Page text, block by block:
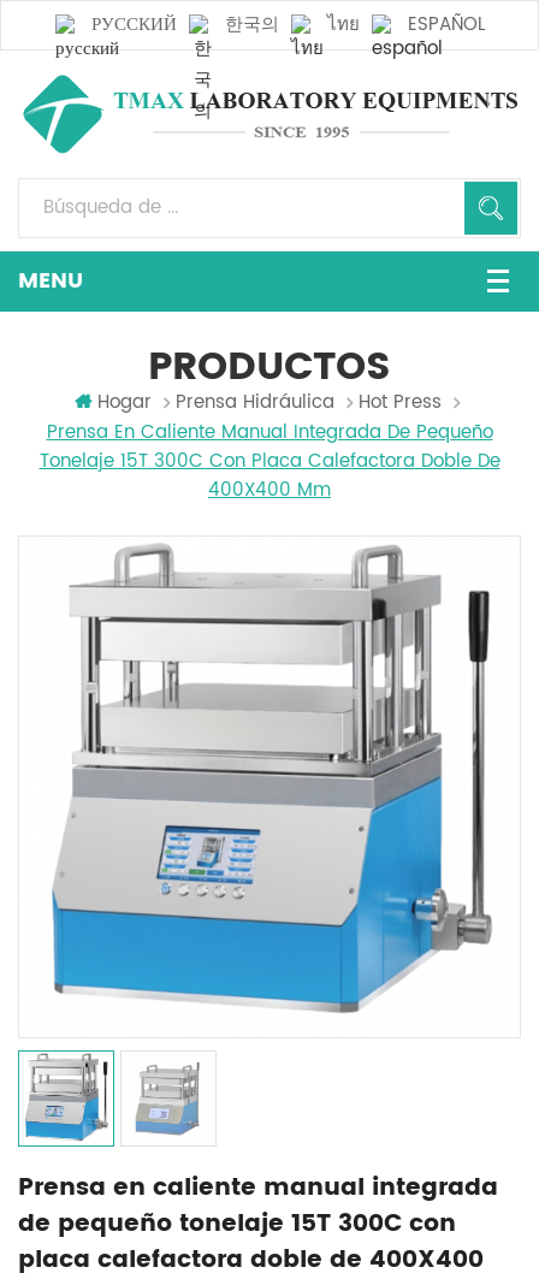
РУССКИЙ 한국의 ไทย ESPAÑOL
PRODUCTOS
Hogar Prensa Hidráulica
Hot Press
Prensa En Caliente Manual Integrada De Pequeño
Tonelaje 15T 300C Con Placa Calefactora Doble De
400X400 Mm
Prensa en caliente manual integrada
de pequeño tonelaje 15T 300C con
placa calefactora doble de 400X400